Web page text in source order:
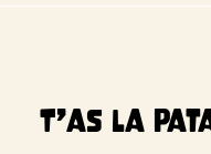
T’as la